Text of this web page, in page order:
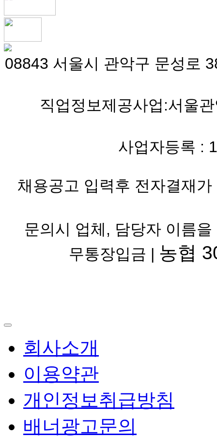
08843 서울시 관악구 문성로
직업정보제공사업:서울
사업자등록 :
채용공고 입력후 전자결재
문의시 업체, 담당자 이름
무통장입금 | 농협
회사소개
이용약관
개인정보취급방침
배너광고문의